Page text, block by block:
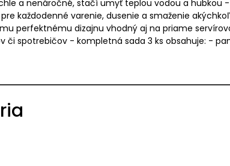
a nenáročné, stačí umyť teplou vodou a hubkou
každodenné varenie, dusenie a smaženie
perfektnému dizajnu vhodný aj na priame
či spotrebičov - kompletná sada 3 ks obsahuje: -